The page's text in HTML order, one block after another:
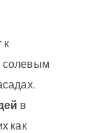
к
солевым
в
как